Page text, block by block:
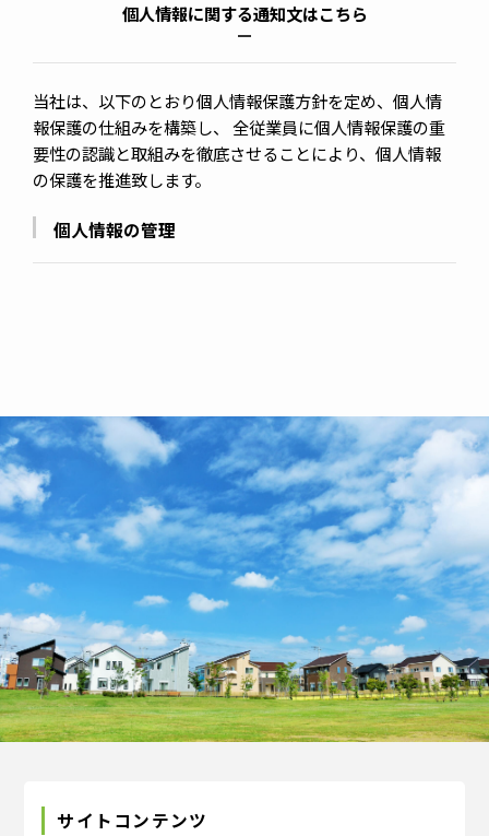
個人情報に関する通知文はこちら
当社は、以下のとおり個人情報保護方針を定め、個人情
報保護の仕組みを構築し、 全従業員に個人情報保護の重
要性の認識と取組みを徹底させることにより、個人情報
の保護を推進致します。
個人情報の管理
当社は、お客さまの個人情報を正確かつ最新の状態に
個人情報の利用目的
お客さまからお預かりした個人情報は、当社からのご
連絡や業務のご案内やご質問に対する回答として、電
子メールや資料のご送付に利用いたします。
個人情報の第三者への開示・提供の禁止
当社は、お客さまよりお預かりした個人情報を適切に
管理し、次のいずれかに該当する場合を除き、個人情
報を第三者に開示いたしません。 お客さまの同意が
ある場合 お客さまが希望されるサービスを行なうた
サイトコンテンツ